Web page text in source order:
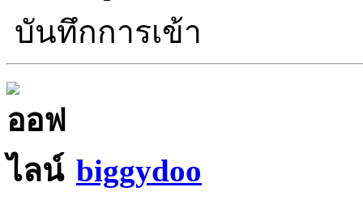
บันทึกการเข้า
biggydoo